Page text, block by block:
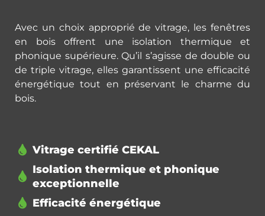
Avec un choix approprié de vitrage, les fenêtres
en bois offrent une isolation thermique et
phonique supérieure. Qu’il s’agisse de double ou
de triple vitrage, elles garantissent une efficacité
énergétique tout en préservant le charme du
bois.
Vitrage certifié CEKAL
Isolation thermique et phonique
exceptionnelle
Efficacité énergétique